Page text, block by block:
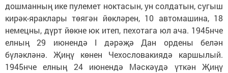
дошманның ике пулемет ноктасын, ун солдатын, сугыш
кирәк-яраклары төягән йөкләрен, 10 автомашина, 18
немецны, дүрт йөкне юк итеп, пехотага юл ача. 1945нче
елның 29 июнендә I дәрәҗә Дан ордены белән
бүләкләнә. Җиңү көнен Чехословакиядә каршылый.
1945нче елның 24 июнендә Мәскәүдә үткән Җиңү